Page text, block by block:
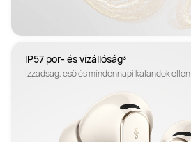
IP57 por- és vízállóság³
Izzadság, eső és mindennapi kalandok ellen